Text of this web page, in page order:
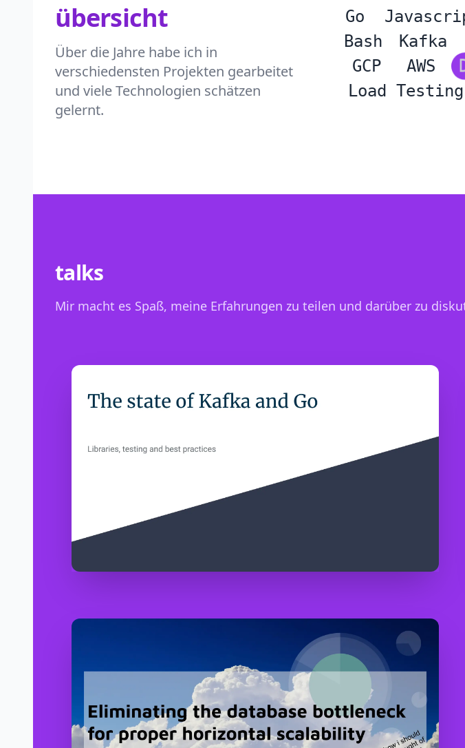
übersicht
Über die Jahre habe ich in
verschiedensten Projekten gearbeitet
und viele Technologien schätzen
gelernt.
Go
Bash
Kafka
GCP
AWS
Load Testing
talks
Mir macht es Spaß, meine Erfahrungen zu teilen und darüber zu